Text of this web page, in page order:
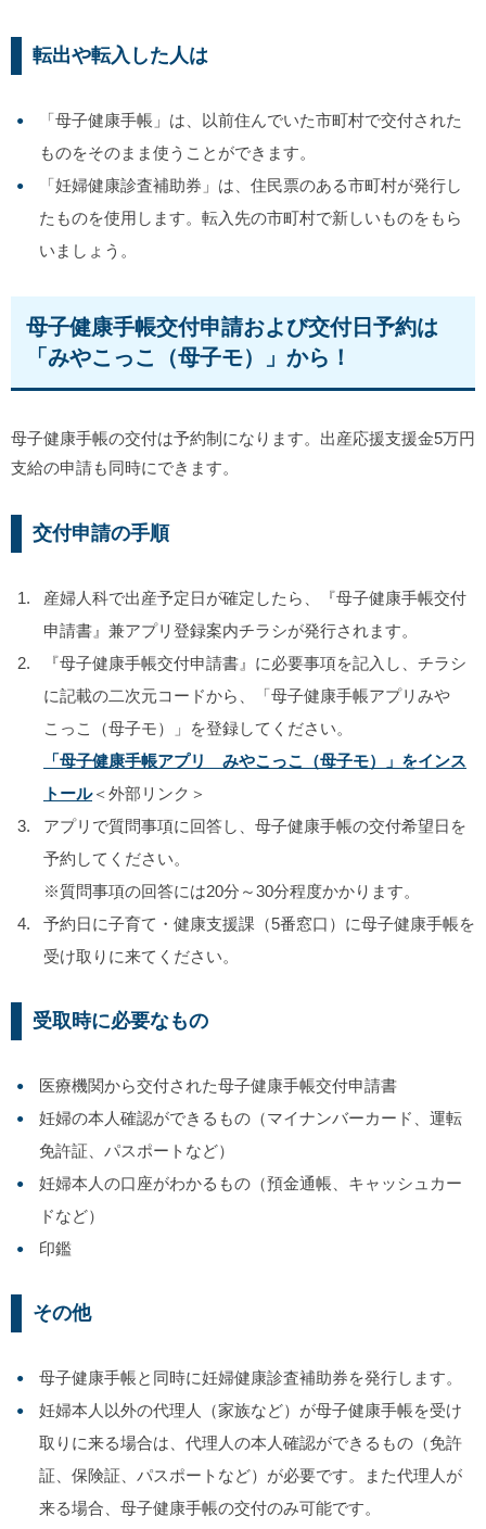
転出や転入した人は
「母子健康手帳」は、以前住んでいた市町村で交付された
ものをそのまま使うことができます。
「妊婦健康診査補助券」は、住民票のある市町村が発行し
たものを使用します。転入先の市町村で新しいものをもら
いましょう。
母子健康手帳交付申請および交付日予約は
「みやこっこ（母子モ）」から！
母子健康手帳の交付は予約制になります。出産応援支援金5万円
支給の申請も同時にできます。
交付申請の手順
産婦人科で出産予定日が確定したら、『母子健康手帳交付
申請書』兼アプリ登録案内チラシが発行されます。
『母子健康手帳交付申請書』に必要事項を記入し、チラシ
に記載の二次元コードから、「母子健康手帳アプリみや
こっこ（母子モ）」を登録してください。
「母子健康手帳アプリ みやこっこ（母子モ）」をインス
トール＜外部リンク＞
アプリで質問事項に回答し、母子健康手帳の交付希望日を
予約してください。
※質問事項の回答には20分～30分程度かかります。
予約日に子育て・健康支援課（5番窓口）に母子健康手帳を
受け取りに来てください。
受取時に必要なもの
医療機関から交付された母子健康手帳交付申請書
妊婦の本人確認ができるもの（マイナンバーカード、運転
免許証、パスポートなど）
妊婦本人の口座がわかるもの（預金通帳、キャッシュカー
ドなど）
印鑑
その他
母子健康手帳と同時に妊婦健康診査補助券を発行します。
妊婦本人以外の代理人（家族など）が母子健康手帳を受け
取りに来る場合は、代理人の本人確認ができるもの（免許
証、保険証、パスポートなど）が必要です。また代理人が
来る場合、母子健康手帳の交付のみ可能です。